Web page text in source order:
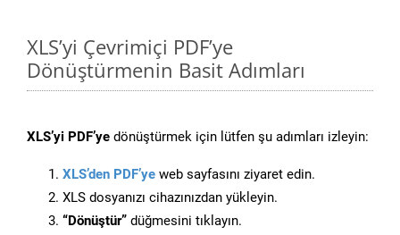
XLS’yi Çevrimiçi PDF’ye
Dönüştürmenin Basit Adımları
XLS’yi PDF’ye dönüştürmek için lütfen şu adımları izleyin:
XLS’den PDF’ye web sayfasını ziyaret edin.
XLS dosyanızı cihazınızdan yükleyin.
“Dönüştür” düğmesini tıklayın.